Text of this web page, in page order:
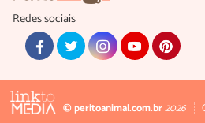
Redes sociais
© peritoanimal.com.br2026